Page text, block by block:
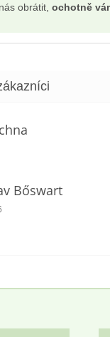
obrátit, ochotně
obchodu je 5 z 5
Bőswart
obchodu je 5 z 5